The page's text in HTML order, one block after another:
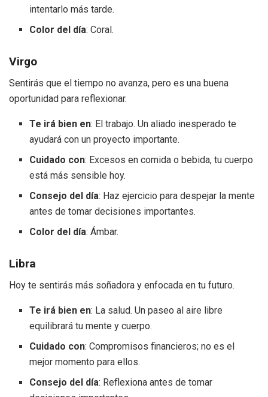
intentarlo más tarde.
Color del día: Coral.
Virgo
Sentirás que el tiempo no avanza, pero es una buena
oportunidad para reflexionar.
Te irá bien en: El trabajo. Un aliado inesperado te
ayudará con un proyecto importante.
Cuidado con: Excesos en comida o bebida, tu cuerpo
está más sensible hoy.
Consejo del día: Haz ejercicio para despejar la mente
antes de tomar decisiones importantes.
Color del día: Ámbar.
Libra
Hoy te sentirás más soñadora y enfocada en tu futuro.
Te irá bien en: La salud. Un paseo al aire libre
equilibrará tu mente y cuerpo.
Cuidado con: Compromisos financieros; no es el
mejor momento para ellos.
Consejo del día: Reflexiona antes de tomar